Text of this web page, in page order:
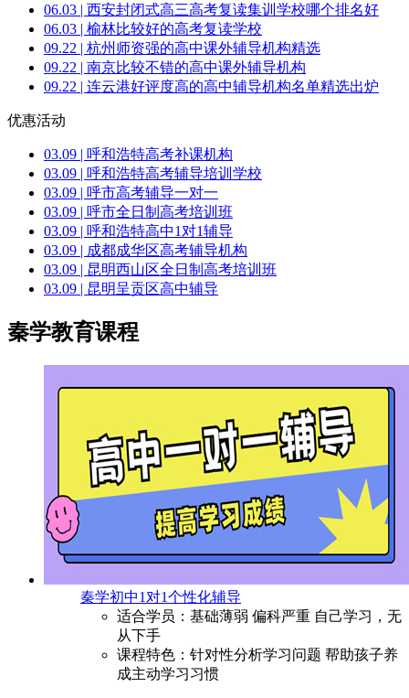
06.03 | 西安封闭式高三高考复读集训学校哪个排名好
06.03 | 榆林比较好的高考复读学校
09.22 | 杭州师资强的高中课外辅导机构精选
09.22 | 南京比较不错的高中课外辅导机构
09.22 | 连云港好评度高的高中辅导机构名单精选出炉
优惠活动
03.09 | 呼和浩特高考补课机构
03.09 | 呼和浩特高考辅导培训学校
03.09 | 呼市高考辅导一对一
03.09 | 呼市全日制高考培训班
03.09 | 呼和浩特高中1对1辅导
03.09 | 成都成华区高考辅导机构
03.09 | 昆明西山区全日制高考培训班
03.09 | 昆明呈贡区高中辅导
秦学教育课程
秦学初中1对1个性化辅导
适合学员： 基础薄弱 偏科严重 自己学习，无
从下手
课程特色： 针对性分析学习问题 帮助孩子养
成主动学习习惯